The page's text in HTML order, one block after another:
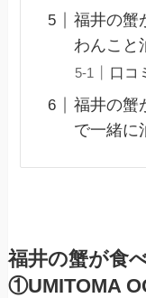
福井の蟹
わんこと
口コ
福井の蟹
で一緒に
福井の蟹が食
①UMITOMA